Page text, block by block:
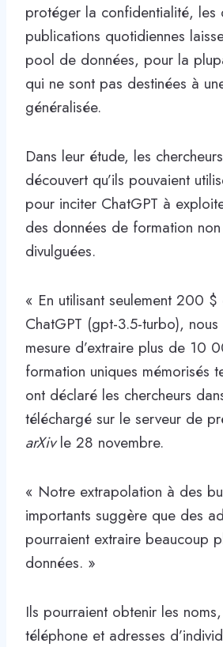
protéger la confidentialité, les
publications quotidiennes
pool de données, pour la
qui ne sont pas destinées à
généralisée.
Dans leur étude, les
découvert qu’ils pouvaient
pour inciter ChatGPT à
des données de formation
divulguées.
« En utilisant seulement 200
ChatGPT (gpt-3.5-turbo), nous
mesure d’extraire plus de 10
formation uniques mémorisés
ont déclaré les chercheurs
téléchargé sur le serveur de
arXivle 28 novembre.
« Notre extrapolation à des
importants suggère que des
pourraient extraire beaucoup
données. »
Ils pourraient obtenir les
téléphone et adresses